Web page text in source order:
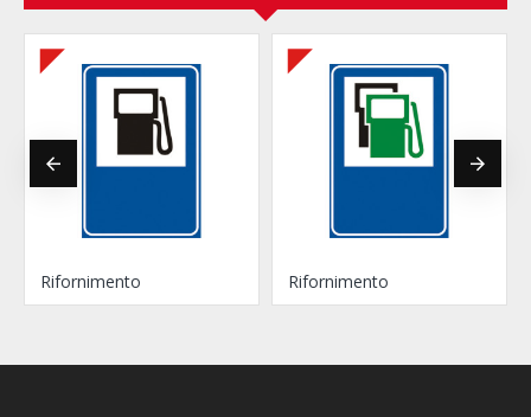
Rifornimento Rifornimento